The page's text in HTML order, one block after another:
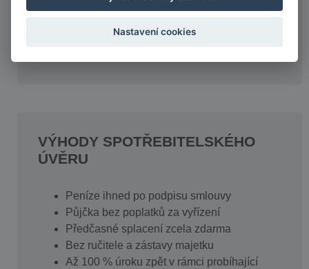
VÝHODY SPOTŘEBITELSKÉHO
ÚVĚRU
Peníze ihned po podpisu smlouvy
Půjčka bez poplatků za vyřízení
Předčasné splacení zcela zdarma
Bez ručitele a zástavy majetku
Až 100 % úroku zpět v rámci probíhající
Nastavení cookies